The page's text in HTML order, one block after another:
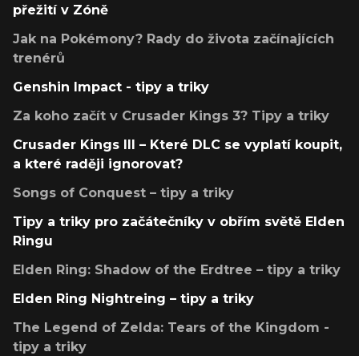
přežití v Zóně
Jak na Pokémony? Rady do života začínajících
trenérů
Genshin Impact - tipy a triky
Za koho začít v Crusader Kings 3? Tipy a triky
Crusader Kings III – Které DLC se vyplatí koupit,
a které raději ignorovat?
Songs of Conquest – tipy a triky
Tipy a triky pro začátečníky v obřím světě Elden
Ringu
Elden Ring: Shadow of the Erdtree – tipy a triky
Elden Ring Nightreing – tipy a triky
The Legend of Zelda: Tears of the Kingdom -
tipy a triky